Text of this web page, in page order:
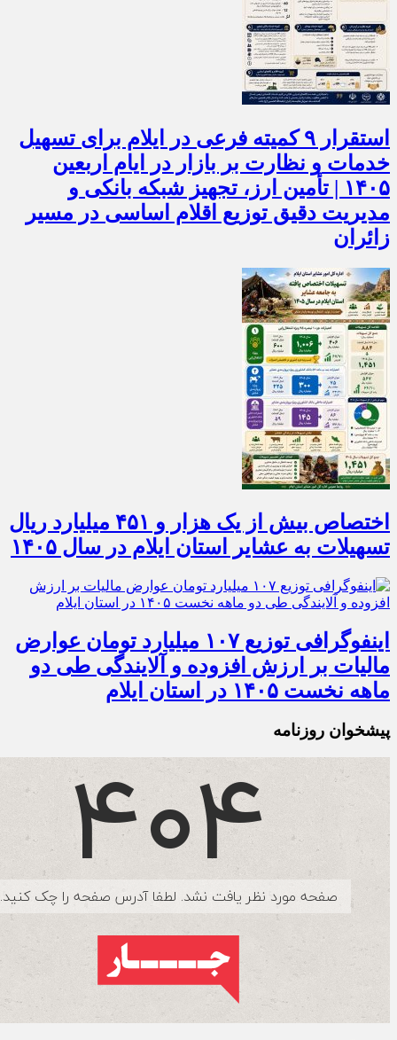
استقرار ۹ کمیته فرعی در ایلام برای تسهیل
خدمات و نظارت بر بازار در ایام اربعین
۱۴۰۵ | تأمین ارز، تجهیز شبکه بانکی و
مدیریت دقیق توزیع اقلام اساسی در مسیر
زائران
اختصاص بیش از یک هزار و ۴۵۱ میلیارد ریال
تسهیلات به عشایر استان ایلام در سال ۱۴۰۵
اینفوگرافی توزیع ۱۰۷ میلیارد تومان عوارض
مالیات بر ارزش افزوده و آلایندگی طی دو
ماهه نخست ۱۴۰۵ در استان ایلام
پیشخوان روزنامه